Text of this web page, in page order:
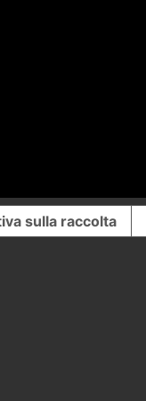
sulla raccolta